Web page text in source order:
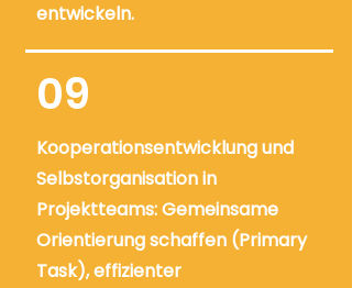
entwickeln.
09
Kooperationsentwicklung und
Selbstorganisation in
Projektteams: Gemeinsame
Orientierung schaffen (Primary
Task), effizienter